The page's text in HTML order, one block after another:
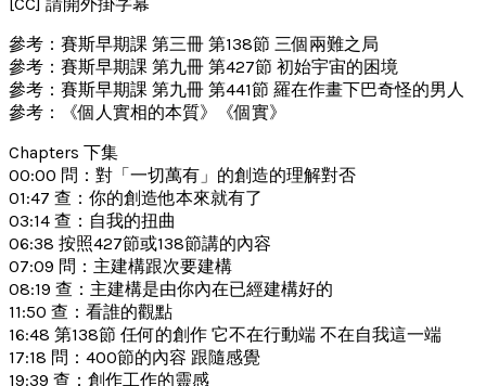
參考：賽斯早期課 第三冊 第138節 三個兩難之局
參考：賽斯早期課 第九冊 第427節 初始宇宙的困境
參考：賽斯早期課 第九冊 第441節 羅在作畫下巴奇怪的男人
參考：《個人實相的本質》《個實》
Chapters 下集
00:00 問：對「一切萬有」的創造的理解對否
01:47 查：你的創造他本來就有了
03:14 查：自我的扭曲
06:38 按照427節或138節講的內容
07:09 問：主建構跟次要建構
08:19 查：主建構是由你內在已經建構好的
11:50 查：看誰的觀點
16:48 第138節 任何的創作 它不在行動端 不在自我這一端
17:18 問：400節的內容 跟隨感覺
19:39 查：創作工作的靈感